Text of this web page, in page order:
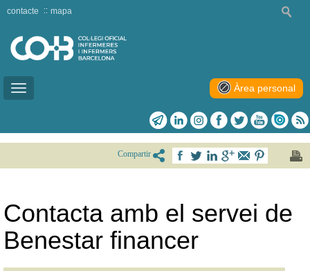
Toggle
contacte mapa
Àrea personal
Compartir
Contacta amb el servei de
Benestar financer